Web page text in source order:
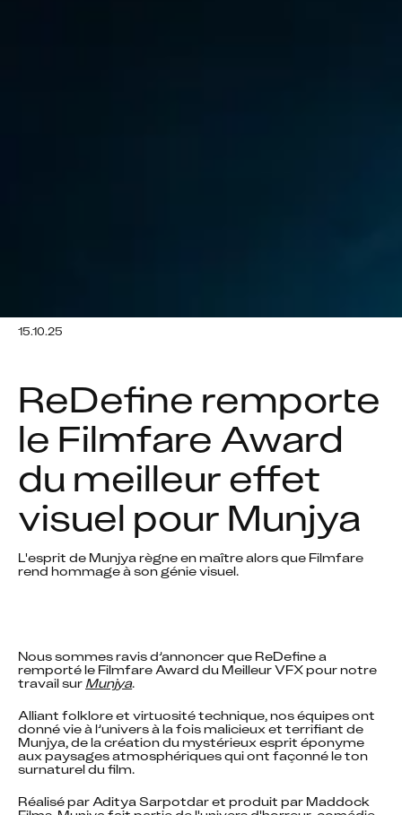
15.10.25
ReDefine remporte
le Filmfare Award
du meilleur effet
visuel pour Munjya
L'esprit de Munjya règne en maître alors que Filmfare
rend hommage à son génie visuel.
Nous sommes ravis d’annoncer que ReDefine a
remporté le Filmfare Award du Meilleur VFX pour notre
travail sur Munjya.
Alliant folklore et virtuosité technique, nos équipes ont
donné vie à l’univers à la fois malicieux et terrifiant de
Munjya, de la création du mystérieux esprit éponyme
aux paysages atmosphériques qui ont façonné le ton
surnaturel du film.
Réalisé par Aditya Sarpotdar et produit par Maddock